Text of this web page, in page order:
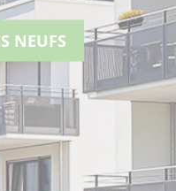
NEUFS